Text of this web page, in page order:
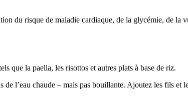
du risque de maladie cardiaque, de la glycémie, de la
que la paella, les risottos et autres plats à base de riz.
l’eau chaude – mais pas bouillante. Ajoutez les fils et